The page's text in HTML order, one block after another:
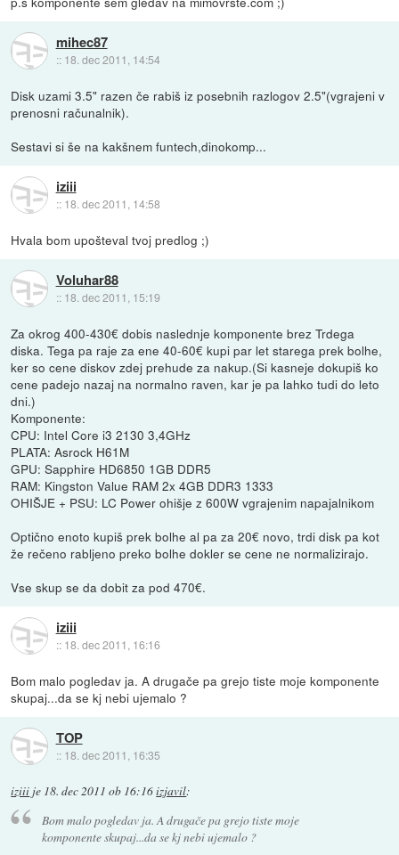
mihec87
:: 18. dec 2011, 14:54
Disk uzami 3.5" razen če rabiš iz posebnih razlogov 2.5"(vgrajeni v
prenosni računalnik).
Sestavi si še na kakšnem funtech,dinokomp...
iziii
:: 18. dec 2011, 14:58
Hvala bom upošteval tvoj predlog ;)
Voluhar88
:: 18. dec 2011, 15:19
Za okrog 400-430€ dobis naslednje komponente brez Trdega
diska. Tega pa raje za ene 40-60€ kupi par let starega prek bolhe,
ker so cene diskov zdej prehude za nakup.(Si kasneje dokupiš ko
cene padejo nazaj na normalno raven, kar je pa lahko tudi do leto
dni.)
Komponente:
CPU: Intel Core i3 2130 3,4GHz
PLATA: Asrock H61M
GPU: Sapphire HD6850 1GB DDR5
RAM: Kingston Value RAM 2x 4GB DDR3 1333
OHIŠJE + PSU: LC Power ohišje z 600W vgrajenim napajalnikom
Optično enoto kupiš prek bolhe al pa za 20€ novo, trdi disk pa kot
že rečeno rabljeno preko bolhe dokler se cene ne normalizirajo.
Vse skup se da dobit za pod 470€.
iziii
:: 18. dec 2011, 16:16
Bom malo pogledav ja. A drugače pa grejo tiste moje komponente
skupaj...da se kj nebi ujemalo ?
TOP
:: 18. dec 2011, 16:35
iziii je 18. dec 2011 ob 16:16izjavil:
Bom malo pogledav ja. A drugače pa grejo tiste moje
komponente skupaj...da se kj nebi ujemalo ?